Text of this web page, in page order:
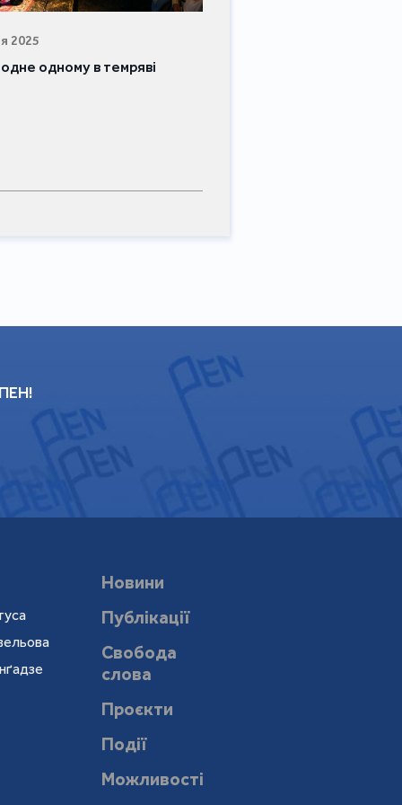
2025
одне одному в темряві
Новини
Публікації
Свобода
слова
Проєкти
Події
Можливості